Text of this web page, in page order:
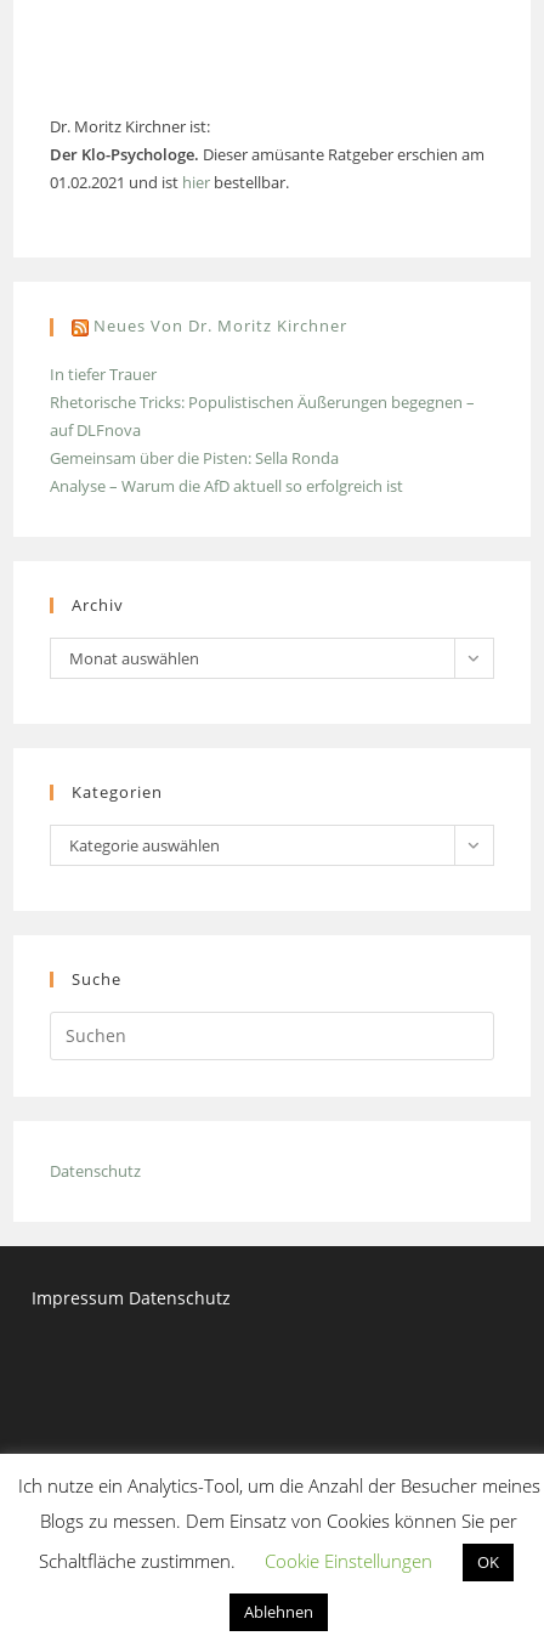
Dr. Moritz Kirchner ist:
Der Klo-Psychologe. Dieser amüsante Ratgeber erschien am
01.02.2021 und ist hier bestellbar.
Neues Von Dr. Moritz Kirchner
In tiefer Trauer
Rhetorische Tricks: Populistischen Äußerungen begegnen –
auf DLFnova
Gemeinsam über die Pisten: Sella Ronda
Analyse – Warum die AfD aktuell so erfolgreich ist
Archiv
Archiv
Monat auswählen
Kategorien
Kategorien
Kategorie auswählen
Suche
Datenschutz
Impressum Datenschutz
Copyright 2020 - Dr. Moritz Kirchner
Ich nutze ein Analytics-Tool, um die Anzahl der Besucher meines
Blogs zu messen. Dem Einsatz von Cookies können Sie per
Schaltfläche zustimmen.
Cookie Einstellungen OK
Ablehnen